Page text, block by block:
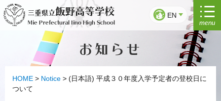
Skip
to
content
三重県立飯野高等学校
Mie Prefectural Iino High School
EN
menu
お知らせ
HOME > Notice > (日本語) 平成３０年度入学予定者の登校日に
ついて